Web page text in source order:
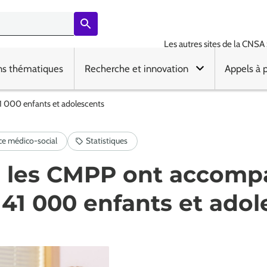
Les autres sites de la CNSA
thématiques Recherche et innovation Appels à
000 enfants et adolescents
les CMPP ont
000 enfants et